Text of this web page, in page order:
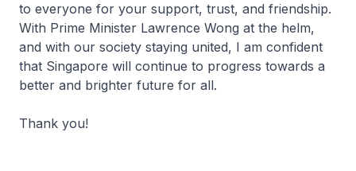
to everyone for your support, trust, and friendship.
With Prime Minister Lawrence Wong at the helm,
and with our society staying united, I am confident
that Singapore will continue to progress towards a
better and brighter future for all.
Thank you!